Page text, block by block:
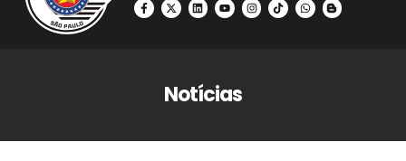
Notícias